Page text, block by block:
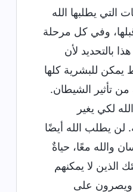
التي يطلبها الله
وفي كل مرحلة
بالتحديد لأن
يمكن للبشرية كلها
تأثير الشيطان.
لكي يغير
لن يطلب الله أيضًا
والله معًا، حياةٌ
الذين لا يمكنهم
ويصرون على